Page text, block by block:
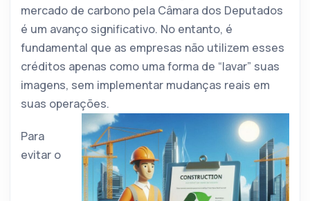
mercado de carbono pela Câmara dos Deputados
é um avanço significativo. No entanto, é
fundamental que as empresas não utilizem esses
créditos apenas como uma forma de “lavar” suas
imagens, sem implementar mudanças reais em
suas operações.
Para
evitar o